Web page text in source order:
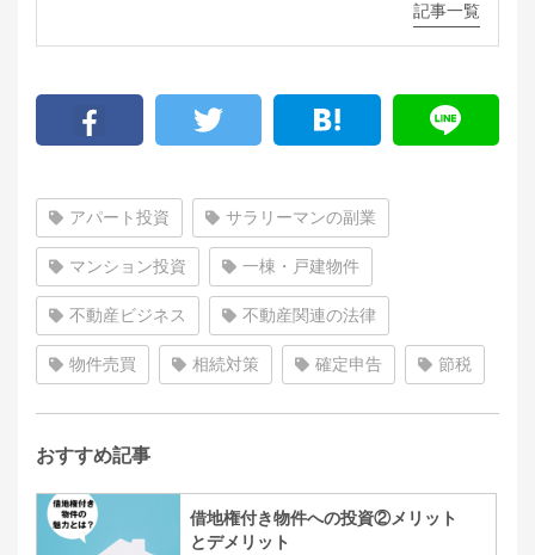
記事一覧
アパート投資 サラリーマンの副業
マンション投資 一棟・戸建物件
不動産ビジネス 不動産関連の法律
物件売買 相続対策 確定申告 節税
おすすめ記事
借地権付き物件への投資②メリット
とデメリット